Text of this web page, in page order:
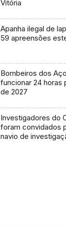
Vitória
Apanha ilegal de
59 apreensões
Bombeiros dos
funcionar 24 horas
de 2027
Investigadores do
foram convidados
navio de